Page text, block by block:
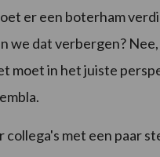
er een boterham
we dat verbergen?
moet in het juiste
met een paar